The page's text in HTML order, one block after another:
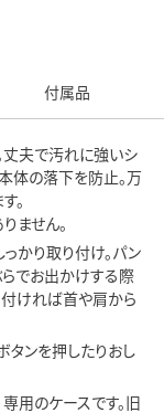
丈夫で汚れに強いシ
体の落下を防止。万
。
ません。
かり取り付け。パン
でお出かけする際
付ければ首や肩から
ンを押したりおし
用のケースです。旧
付属品